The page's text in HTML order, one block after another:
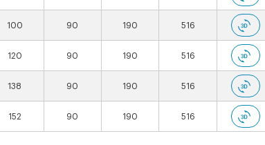
100 90 190 516
120 90 190 516
138 90 190 516
152 90 190 516